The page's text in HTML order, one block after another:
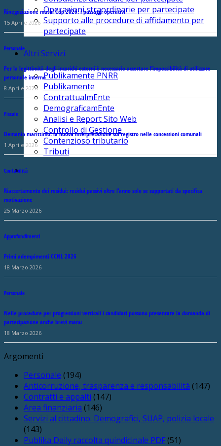
Operazioni straordinarie per partecipate
Supporto alle procedure di affidamento per
partecipate
Altri Servizi
Publikamente PNRR
Publikamente
ContrattualmEnte
DemograficamEnte
Analisi e Report Sito Web
Controllo di Gestione
Contenzioso tributario
Tributi
Rinegoziazione mutui Cdp 2026: i passaggi operativi
15 Aprile 2026
Personale
Per la legittimità degli incarichi esterni è necessario accertare l’impossibilità di utilizzare
personale interno
8 Aprile 2026
Fiscale
Demanio marittimo: la nuova interpretazione sul registro nelle concessioni comunali
1 Aprile 2026
Contabilità
Riaccertamento dei residui: residui passivi oltre l’anno solo se supportati da specifica
motivazione
25 Marzo 2026
Approfondimenti
Primi adempimenti CCNL 2026
18 Marzo 2026
Personale
Nelle procedure per progressioni verticali i candidati possono presentare la domanda di
partecipazione anche brevi manu
18 Marzo 2026
Argomenti
Personale (194)
Anticorruzione, trasparenza e responsabilità (147)
Contratti e appalti (147)
Area finanziaria (146)
Servizi al cittadino. Demografici, SUAP, polizia locale
(143)
Publika Daily raccolta quindicinale PDF(51)